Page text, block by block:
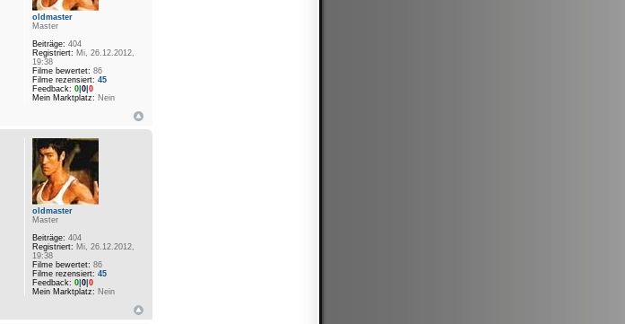
oldmaster
Master
Beiträge: 404
Registriert: Mi, 26.12.2012,
19:38
Filme bewertet: 86
Filme rezensiert: 45
Feedback: 0 0 0
Mein Marktplatz: Nein
oldmaster
Master
Beiträge: 404
Registriert: Mi, 26.12.2012,
19:38
Filme bewertet: 86
Filme rezensiert: 45
Feedback: 0 0 0
Mein Marktplatz: Nein